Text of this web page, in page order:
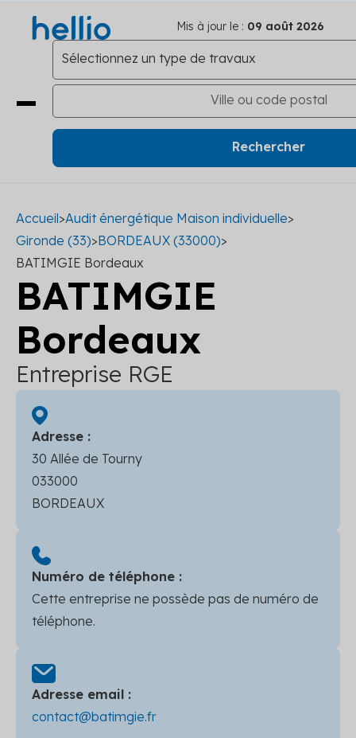
Mis à jour le : 09 août 2026
Accueil>Audit énergétique Maison individuelle>
Gironde (33)>BORDEAUX (33000)>
BATIMGIE Bordeaux
BATIMGIE
Bordeaux
Entreprise RGE
Adresse :
30 Allée de Tourny
033000
BORDEAUX
Numéro de téléphone :
Cette entreprise ne possède pas de numéro de
téléphone.
Adresse email :
contact@batimgie.fr